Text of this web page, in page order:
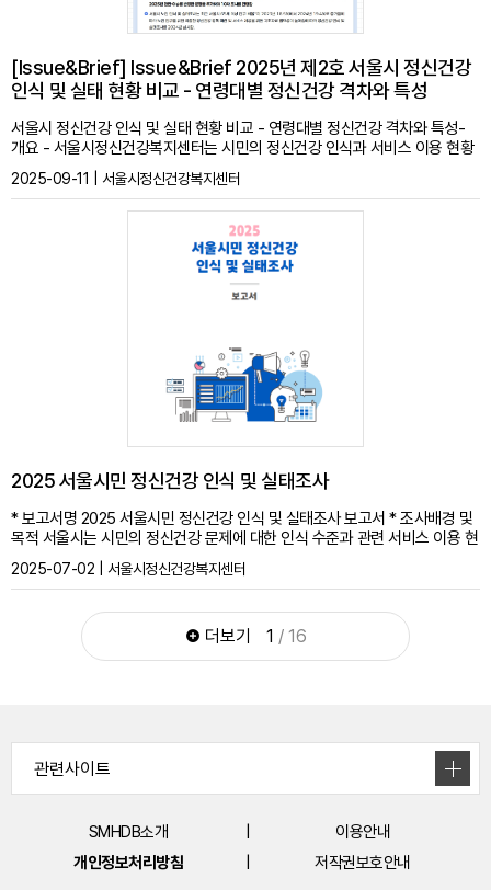
[Issue&Brief] Issue&Brief 2025년 제2호 서울시 정신건강
인식 및 실태 현황 비교 - 연령대별 정신건강 격차와 특성
서울시 정신건강 인식 및 실태 현황 비교 - 연령대별 정신건강 격차와 특성-
개요 - 서울시정신건강복지센터는 시민의 정신건강 인식과 서비스 이용 현황
을 모니터링하기 위해 2007년부터 격년으로 ‘정신건강 인식조사’를 실시해
왔으며, 2024년에는 조사 제외대상이었던 만65세 이상인 노년층의 정신건강
인식 및 실태조사를 추가로 실시하였음. 2025년에는 ‘정신건강 실태’ 문항을
추가하여 ‘정신건강 인식 및 실태조사’로 확대함으로써 시민의 정신건강 상태
와 서비스 이용 실태를 더욱 심층적으로 파악고자 하였음 - 2024년과 2025
년 조사결과를 통합 제시하여 시민의 정신건강 전반에 대한 변화 양상을 비교·
분석하고, 이를 토대로 향후 정신건강 정책 수립의 근거자료를 마련하고자 함
※ 전체 내용은 첨부파일을 통해 확인하실 수 있습니다. * 문의 서울시정신건
2025-09-11 | 서울시정신건강복지센터
2025 서울시민 정신건강 인식 및 실태조사
* 보고서명 2025 서울시민 정신건강 인식 및 실태조사 보고서 * 조사배경 및
목적 서울시는 시민의 정신건강 문제에 대한 인식 수준과 관련 서비스 이용 현
황을 모니터링하기 위해 2007년부터 격년으로 정신건강에 관한 서울시민 인
식조사를 수행하고 있으며, 그 결과는 서울시 정신건강 관련 정책 수립을 위한
가 추세를 반영하여, 2025년에는 정신건강 문제에 대한 실태를 보다 심층적
으로 파악하기 위한 조사를 추가로 실시함. 본 조사는 서울시민의 정신건강에
대한 이해를 제고하고, 정신건강 관련 서비스를 제공하는 기관의 인지도 및 이
2025-07-02 | 서울시정신건강복지센터
더보기 1 / 16
SMHDB소개
이용안내
개인정보처리방침
저작권보호안내